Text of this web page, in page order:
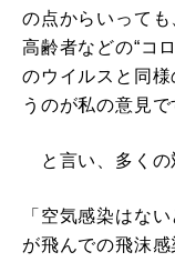
の点からいっても
高齢者などの“コ
のウイルスと同
うのが私の意見で
と言い、多くの
「空気感染はな
が飛んでの飛沫